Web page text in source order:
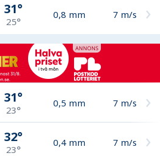
31°
25°
0,8 mm 7 m/s
31°
23°
0,5 mm 7 m/s
32°
23°
0,4 mm 7 m/s